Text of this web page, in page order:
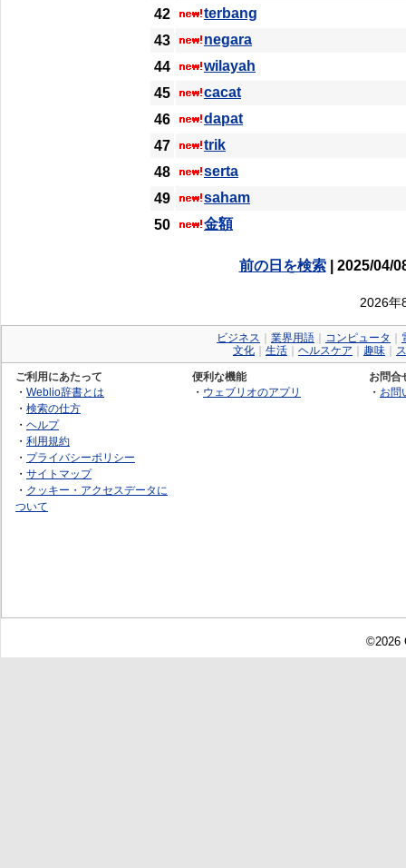
42
terbang
43
negara
44
wilayah
45
cacat
46
dapat
47
trik
48
serta
49
saham
50
金額
前の日を検索| 2025/04/
2026年
ビジネス 業界用語 コンピュータ
文化
生活 ヘルスケア 趣味
ご利用にあたって
・ Weblio辞書とは
・ 検索の仕方
・ ヘルプ
・ 利用規約
・ プライバシーポリシー
・ サイトマップ
・ クッキー・アクセスデータに
ついて
便利な機能
・ ウェブリオのアプリ
お問合
・ お問
©2026